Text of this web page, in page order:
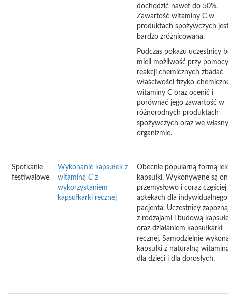
dochodzić nawet do 50%.
Zawartość witaminy C w
produktach spożywczych
bardzo zróżnicowana.
Podczas pokazu uczestnicy
mieli możliwość przy pomocy
reakcji chemicznych zbadać
właściwości fizyko-
witaminy C oraz ocenić i
porównać jego zawartość w
różnorodnych produktach
spożywczych oraz we
organizmie.
Spotkanie
festiwalowe
Wykonanie kapsułek z
witaminą C z
wykorzystaniem
kapsułkarki ręcznej
Obecnie popularną formą
kapsułki. Wykonywane są
przemysłowo i coraz
aptekach dla indywidualnego
pacjenta. Uczestnicy
z rodzajami i budową
oraz działaniem kapsułkarki
ręcznej. Samodzielnie
kapsułki z naturalną
dla dzieci i dla dorosłych.